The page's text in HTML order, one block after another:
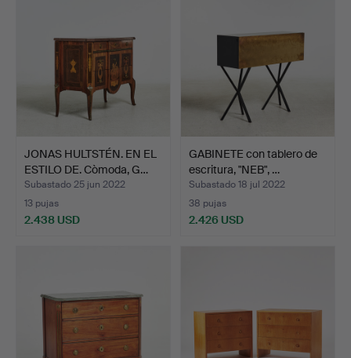
JONAS HULTSTÉN. EN EL
ESTILO DE. Còmoda, G…
Subastado 25 jun 2022
13 pujas
2.438 USD
GABINETE con tablero de
escritura, "NEB", …
Subastado 18 jul 2022
38 pujas
2.426 USD